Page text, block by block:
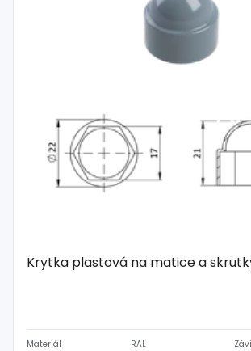
Krytka plastová na matice a
Materiál RAL